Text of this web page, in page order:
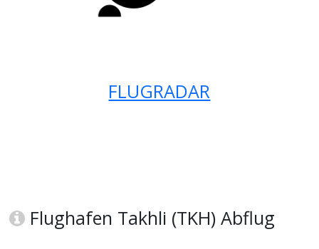
FLUGRADAR
Flughafen Takhli (TKH) Abflug